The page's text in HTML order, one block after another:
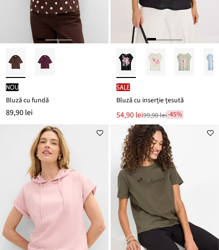
nou
Bluză cu fundă
89,90 lei
SALE
Bluză cu inserție țesută
Noul
preț
este
54,90 lei
Reducere
preț
99,90 lei
99,90 lei-45%